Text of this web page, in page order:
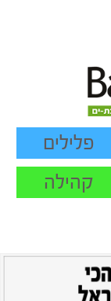
פלילים
קהילה